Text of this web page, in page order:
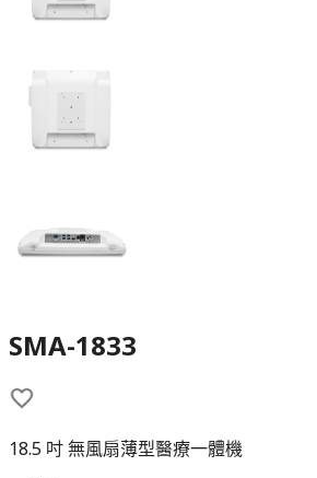
SMA-1833
18.5 吋 無風扇薄型醫療一體機